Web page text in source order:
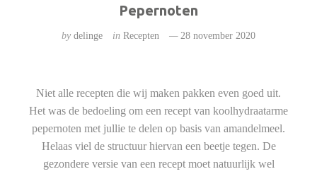
Pepernoten
by delinge in Recepten 28 november 2020
Niet alle recepten die wij maken pakken even goed uit.
Het was de bedoeling om een recept van koolhydraatarme
pepernoten met jullie te delen op basis van amandelmeel.
Helaas viel de structuur hiervan een beetje tegen. De
gezondere versie van een recept moet natuurlijk wel